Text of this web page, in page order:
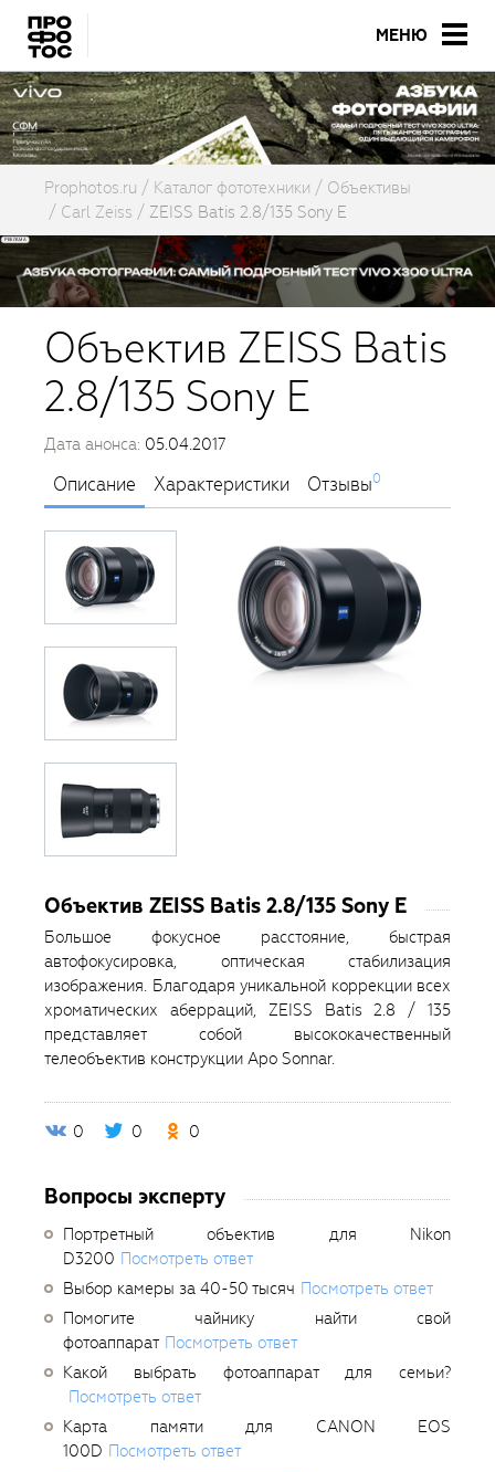
МЕНЮ
Prophotos.ru Каталог фототехники
Объективы
Carl Zeiss
ZEISS Batis 2.8/135 Sony E
Объектив ZEISS Batis
2.8/135 Sony E
Дата анонса: 05.04.2017
Описание Характеристики Отзывы0
Объектив ZEISS Batis 2.8/135 Sony E
Большое фокусное расстояние, быстрая
автофокусировка, оптическая стабилизация
изображения. Благодаря уникальной коррекции всех
хроматических аберраций, ZEISS Batis 2.8 / 135
представляет собой высококачественный
телеобъектив конструкции Apo Sonnar.
0 0 0
Вопросы эксперту
Портретный объектив для Nikon
D3200 Посмотреть ответ
Выбор камеры за 40-50 тысяч Посмотреть ответ
Помогите чайнику найти свой
фотоаппарат Посмотреть ответ
Какой выбрать фотоаппарат для семьи?
Посмотреть ответ
Карта памяти для CANON EOS
100D Посмотреть ответ